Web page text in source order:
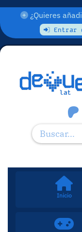
¿Quieres
Entrar
Inicio